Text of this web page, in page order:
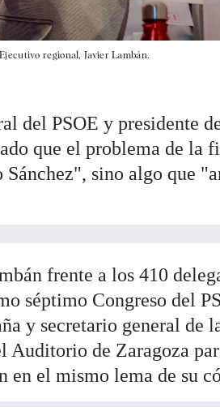
regional, Javier Lambán.
del PSOE y presidente
que el problema de la
Sánchez", sino algo que
frente a los 410
séptimo Congreso del
y secretario general de
Auditorio de Zaragoza
en el mismo lema de su